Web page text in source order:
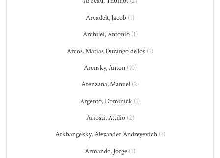
Arcadelt, Jacob (1)
Archilei, Antonio(1)
Arcos, Matías Durango de los (1)
Arensky, Anton(10)
Arenzana, Manuel(2)
Argento, Dominick (1)
Ariosti, Attilio(2)
Arkhangelsky, Alexander Andreyevich(1)
Armando, Jorge (1)